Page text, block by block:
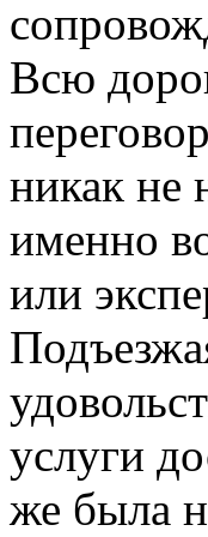
Всю
никак не
именно
или
услуги
же была